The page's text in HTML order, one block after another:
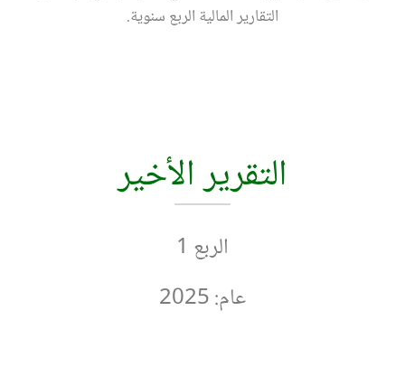
التقارير المالية الربع سنوية.
التقرير الأخير
الربع 1
عام: 2025